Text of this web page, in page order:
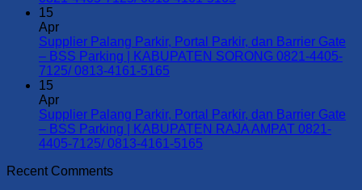
Parking
|
KOTA
4405-
7125/
0813-
dan
Barrier
Parking
|
KABUPATEN
Supplier
Palang
dan
Barrier
15
Apr
Supplier Palang Parkir, Portal Parkir, dan Barrier Gate
– BSS Parking | KABUPATEN SORONG 0821-4405-
7125/ 0813-4161-5165
Supplier
Palang
Parkir,
15
Apr
Supplier Palang Parkir, Portal Parkir, dan Barrier Gate
– BSS Parking | KABUPATEN RAJA AMPAT 0821-
4405-7125/ 0813-4161-5165
Recent Comments